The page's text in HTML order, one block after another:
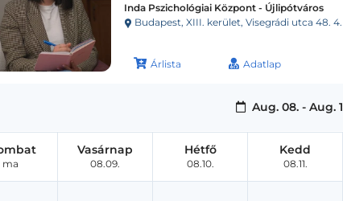
Inda Pszichológiai Központ - Újlipótváros
Budapest, XIII. kerület, Visegrádi utca 48.
Árlista Adatlap
Aug. 08. - Aug.
ma
Vasárnap
08.09.
Hétfő
08.10.
Kedd
08.11.